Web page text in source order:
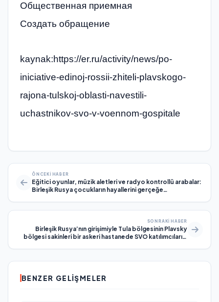
Общественная приемная
Создать обращение
kaynak:https://er.ru/activity/news/po-
iniciative-edinoj-rossii-zhiteli-plavskogo-
rajona-tulskoj-oblasti-navestili-
uchastnikov-svo-v-voennom-gospitale
ÖNCEKI HABER
Eğitici oyunlar, müzik aletleri ve radyo kontrollü arabalar:
Birleşik Rusya çocukların hayallerini gerçeğe
SONRAKI HABER
Birleşik Rusya’nın girişimiyle Tula bölgesinin Plavsky
bölgesi sakinleri bir askeri hastanede SVO katılımcılarını
BENZER GELIŞMELER